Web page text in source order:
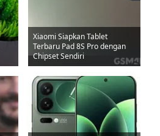
Xiaomi Siapkan Tablet
Terbaru Pad 8S Pro dengan
Chipset Sendiri